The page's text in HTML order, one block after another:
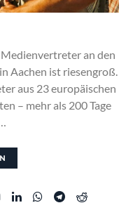
an den
Aachen ist riesengroß.
aus 23 europäischen
– mehr als 200 Tage